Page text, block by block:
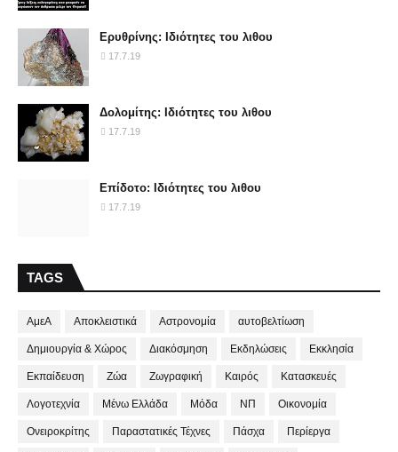
Ερυθρίνης: Ιδιότητες του λιθου
17.7.19
Δολομίτης: Ιδιότητες του λιθου
17.7.19
Επίδοτο: Ιδιότητες του λιθου
17.7.19
TAGS
ΑμεΑ Αποκλειστικά Αστρονομία αυτοβελτίωση
Δημιουργία & Χώρος Διακόσμηση Εκδηλώσεις Εκκλησία
Εκπαίδευση Ζώα Ζωγραφική Καιρός Κατασκευές
Λογοτεχνία Μένω Ελλάδα Μόδα ΝΠ Οικονομία
Ονειροκρίτης Παραστατικές Τέχνες Πάσχα Περίεργα